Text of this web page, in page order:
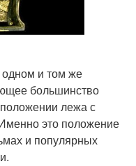
и том же
большинство
лежа с
это положение
и популярных